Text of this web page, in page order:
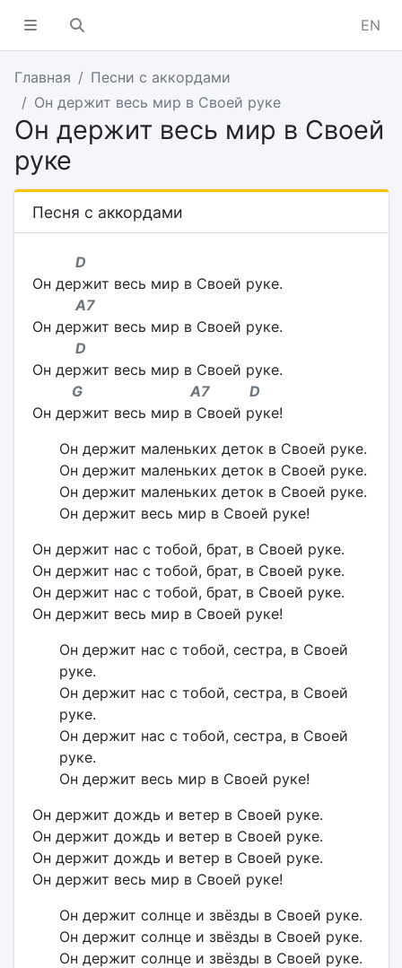
EN
Главная
Песни с аккордами
Он держит весь мир в Своей руке
Он держит весь мир в Своей
руке
Песня с аккордами
D
Он держит весь мир в Своей руке.
A7
Он держит весь мир в Своей руке.
D
Он держит весь мир в Своей руке.
G A7 D
Он держит весь мир в Своей руке!
Он держит маленьких деток в Своей руке.
Он держит маленьких деток в Своей руке.
Он держит маленьких деток в Своей руке.
Он держит весь мир в Своей руке!
Он держит нас с тобой, брат, в Своей руке.
Он держит нас с тобой, брат, в Своей руке.
Он держит нас с тобой, брат, в Своей руке.
Он держит весь мир в Своей руке!
Он держит нас с тобой, сестра, в Своей
руке.
Он держит нас с тобой, сестра, в Своей
руке.
Он держит нас с тобой, сестра, в Своей
руке.
Он держит весь мир в Своей руке!
Он держит дождь и ветер в Своей руке.
Он держит дождь и ветер в Своей руке.
Он держит дождь и ветер в Своей руке.
Он держит весь мир в Своей руке!
Он держит солнце и звёзды в Своей руке.
Он держит солнце и звёзды в Своей руке.
Он держит солнце и звёзды в Своей руке.